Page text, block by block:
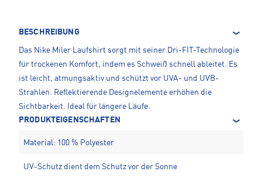
BESCHREIBUNG
Das Nike Miler Laufshirt sorgt mit seiner Dri-FIT-Technologie
für trockenen Komfort, indem es Schweiß schnell ableitet. Es
ist leicht, atmungsaktiv und schützt vor UVA- und UVB-
Strahlen. Reflektierende Designelemente erhöhen die
Sichtbarkeit. Ideal für längere Läufe.
PRODUKTEIGENSCHAFTEN
Material: 100 % Polyester
UV-Schutz dient dem Schutz vor der Sonne